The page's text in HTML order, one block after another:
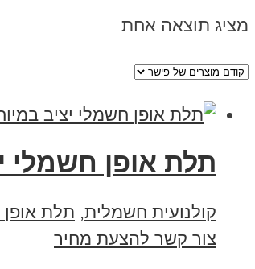
מציג תוצאה אחת
תלת אופן חשמלי
קולנועית חשמלית, תלת
צור קשר להצעת מחיר